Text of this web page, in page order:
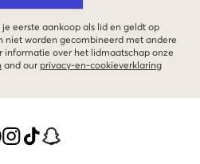
eerste aankoop als lid en geldt op
niet worden gecombineerd met andere
informatie over het lidmaatschap onze
and our privacy-en-cookieverklaring